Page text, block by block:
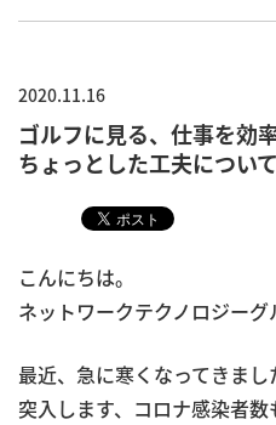
2020.11.16
ゴルフに見る、仕事を効
ちょっとした工夫について
こんにちは。
ネットワークテクノロジーグ
最近、急に寒くなってきま
突入します、コロナ感染者